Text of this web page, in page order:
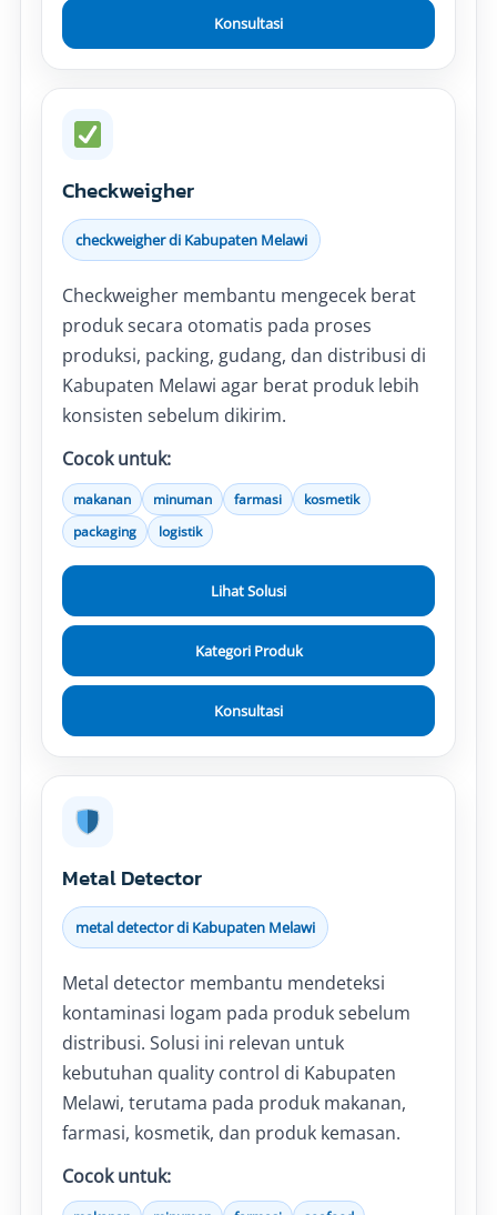
Konsultasi
Checkweigher
checkweigher di Kabupaten Melawi
Checkweigher membantu mengecek berat
produk secara otomatis pada proses
produksi, packing, gudang, dan distribusi di
Kabupaten Melawi agar berat produk lebih
konsisten sebelum dikirim.
Cocok untuk:
makanan minuman farmasi
kosmetik
packaging
logistik
Lihat Solusi
Kategori Produk
Konsultasi
Metal Detector
metal detector di Kabupaten Melawi
Metal detector membantu mendeteksi
kontaminasi logam pada produk sebelum
distribusi. Solusi ini relevan untuk
kebutuhan quality control di Kabupaten
Melawi, terutama pada produk makanan,
farmasi, kosmetik, dan produk kemasan.
Cocok untuk: